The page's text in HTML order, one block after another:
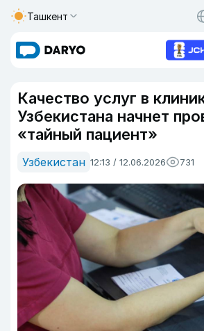
Ташкент
Качество услуг в
Узбекистана начнет
«тайный пациент»
Узбекистан 12:13 / 12.06.2026 731